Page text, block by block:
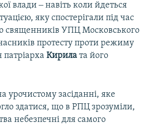
влади ‒ навіть коли йдеться
яку спостерігали під час
священників УПЦ Московського
протесту проти режиму
патріархаКирила та його
урочистому засіданні, яке
здатися, що в РПЦ зрозуміли,
небезпечні для самого